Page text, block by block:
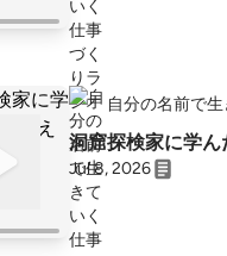
自分の名前で
洞窟探検家に学ん
Jul 8, 2026